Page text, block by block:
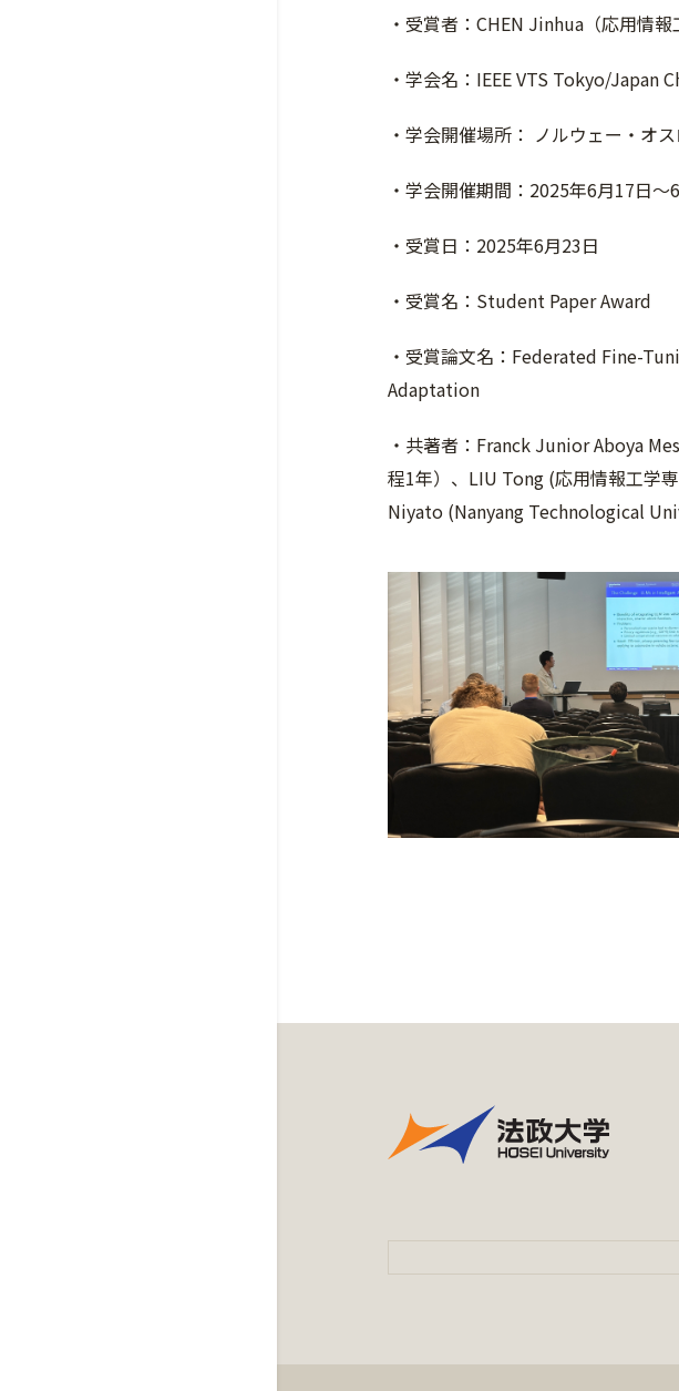
・受賞者：CHEN Jinhua（応用情
・学会名：IEEE VTS Tokyo/Japan
・学会開催場所： ノルウェー・オス
・学会開催期間：2025年6月17日～
・受賞日：2025年6月23日
・受賞名：Student Paper Award
・受賞論文名：Federated Fine-
Adaptation
・共著者：Franck Junior Aboya
程1年）、LIU Tong (応用情報工学
Niyato (Nanyang Technological